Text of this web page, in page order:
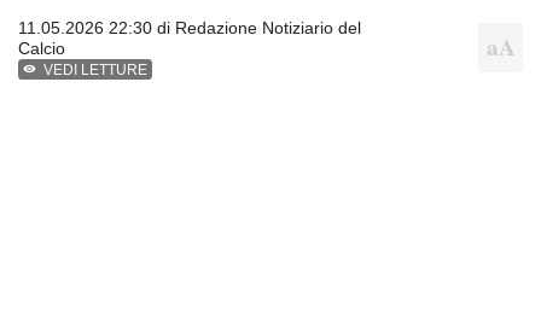
11.05.2026 22:30 di Redazione Notiziario del
Calcio
VEDI LETTURE